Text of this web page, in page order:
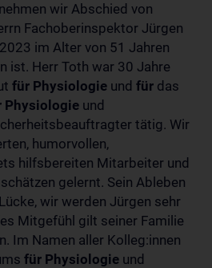
wir Abschied von
Fachoberinspektor Jürgen
im Alter von 51 Jahren
ist. Herr Toth war 30 Jahre
für Physiologie und für das
Physiologie und
tätig. Wir
humorvollen,
hilfsbereiten Mitarbeiter und
gelernt. Sein Ableben
wir werden Jürgen sehr
Mitgefühl gilt seiner Familie
Im Namen aller Kolleg:innen
für Physiologie und